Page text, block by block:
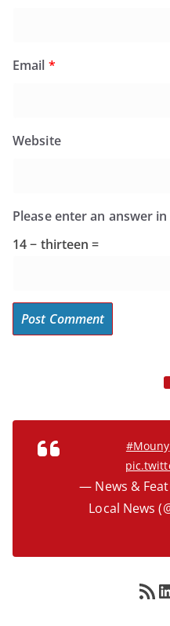
Email *
Website
Please enter an answer
14 − thirteen =
#Mouny
— News &
Local News
RSS Feed LinkedIn